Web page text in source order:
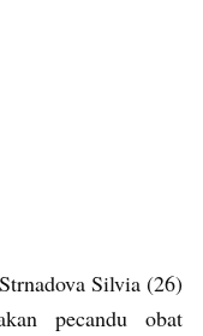
Silvia (26)
pecandu obat